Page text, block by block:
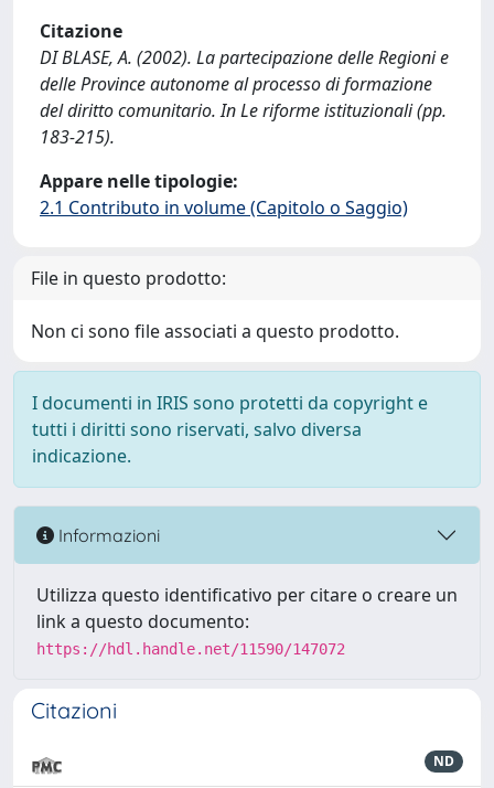
Citazione
DI BLASE, A. (2002). La partecipazione delle Regioni e
delle Province autonome al processo di formazione
del diritto comunitario. In Le riforme istituzionali (pp.
183-215).
Appare nelle tipologie:
2.1 Contributo in volume (Capitolo o Saggio)
File in questo prodotto:
Non ci sono file associati a questo prodotto.
I documenti in IRIS sono protetti da copyright e
tutti i diritti sono riservati, salvo diversa
indicazione.
Informazioni
Utilizza questo identificativo per citare o creare un
link a questo documento:
https://hdl.handle.net/11590/147072
Citazioni
ND